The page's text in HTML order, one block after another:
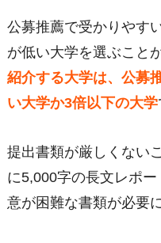
公募推薦で受かりやす
が低い大学を選ぶこと
紹介する大学は、公募
い大学か3倍以下の大学
提出書類が厳しくない
に5,000字の長文レポ
意が困難な書類が必要